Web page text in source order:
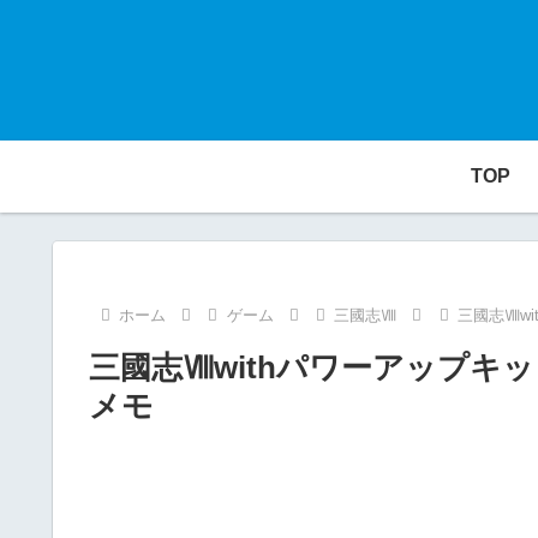
TOP
ホーム ゲーム 三國志Ⅷ 三國志
三國志Ⅷwithパワーアップキ
メモ